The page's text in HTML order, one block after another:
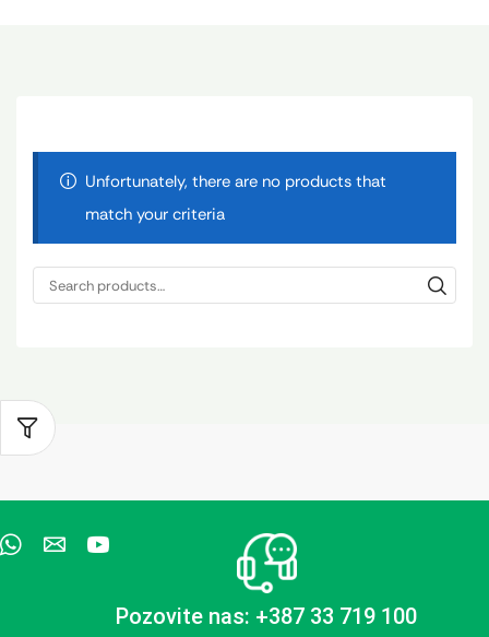
Unfortunately, there are no products that
match your criteria
Pozovite nas: +387 33 719 100